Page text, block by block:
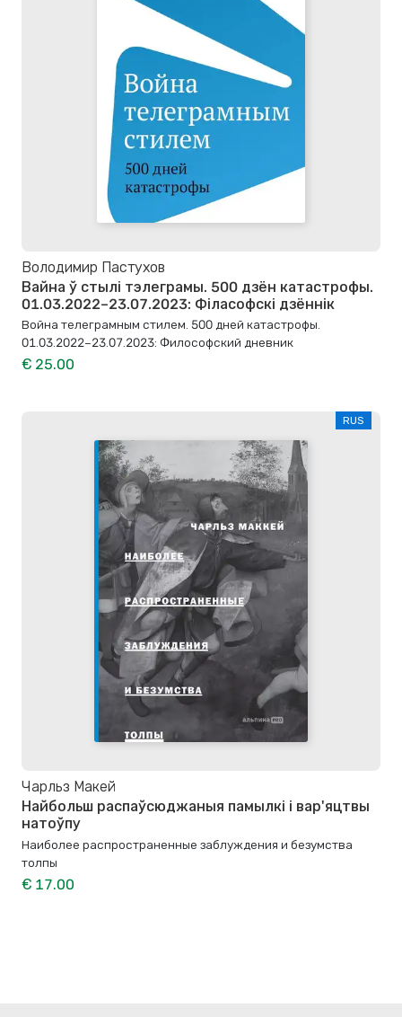
Володимир Пастухов
Вайна ў стылі тэлеграмы. 500 дзён катастрофы.
01.03.2022–23.07.2023: Філасофскі дзённік
Война телеграмным стилем. 500 дней катастрофы.
01.03.2022–23.07.2023: Философский дневник
€ 25.00
RUS
Чарльз Макей
Найбольш распаўсюджаныя памылкі і вар'яцтвы
натоўпу
Наиболее распространенные заблуждения и безумства
толпы
€ 17.00